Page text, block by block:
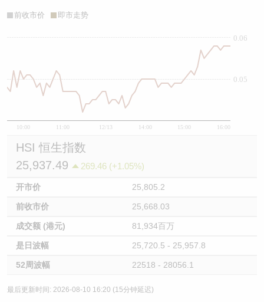
前收市价 即市走势
10:00 11:00 12/13 14:00 15:00 16:00
0.05
0.06
HSI 恒生指数
25,937.49
269.46 (+1.05%)
开市价 25,805.2
前收市价 25,668.03
成交额 (港元) 81,934百万
是日波幅 25,720.5 - 25,957.8
52周波幅 22518 - 28056.1
最后更新时间: 2026-08-10 16:20 (15分钟延迟)